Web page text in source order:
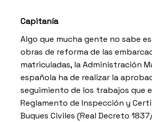
Capitanía
Algo que mucha gente no sabe
obras de reforma de las
matriculadas, la Administración
española ha de realizar la
seguimiento de los trabajos que
Reglamento de Inspección y
Buques Civiles (Real Decreto